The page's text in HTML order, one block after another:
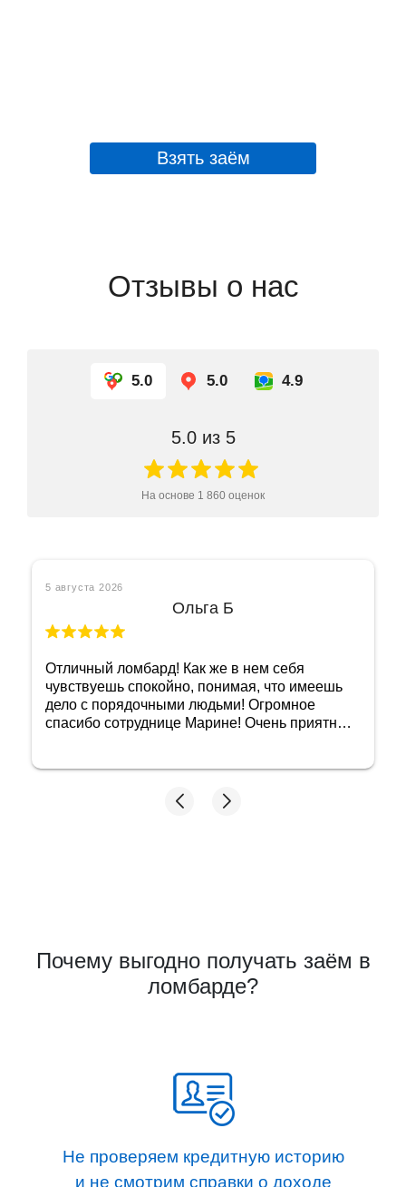
Взять заём
Отзывы о нас
5.0 5.0 4.9
5.0из 5
На основе 1 860 оценок
5 августа 2026
Ольга Б
Отличный ломбард! Как же в нем себя
чувствуешь спокойно, понимая, что имеешь
дело с порядочными людьми! Огромное
спасибо сотруднице Марине! Очень приятная
нибудь нечестность с оценкой! Мне довелось
сравнить 2 ломбарда, которые я посетила.
Почему выгодно получать заём в
ломбарде?
Не проверяем кредитную историю
и не смотрим справки о доходе